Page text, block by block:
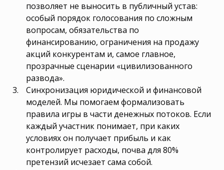
позволяет не выносить в публичный устав:
особый порядок голосования по сложным
вопросам, обязательства по
финансированию, ограничения на продажу
акций конкурентам и, самое главное,
прозрачные сценарии «цивилизованного
развода».
Синхронизация юридической и финансовой
моделей. Мы помогаем формализовать
правила игры в части денежных потоков. Если
каждый участник понимает, при каких
условиях он получает прибыль и как
контролирует расходы, почва для 80%
претензий исчезает сама собой.